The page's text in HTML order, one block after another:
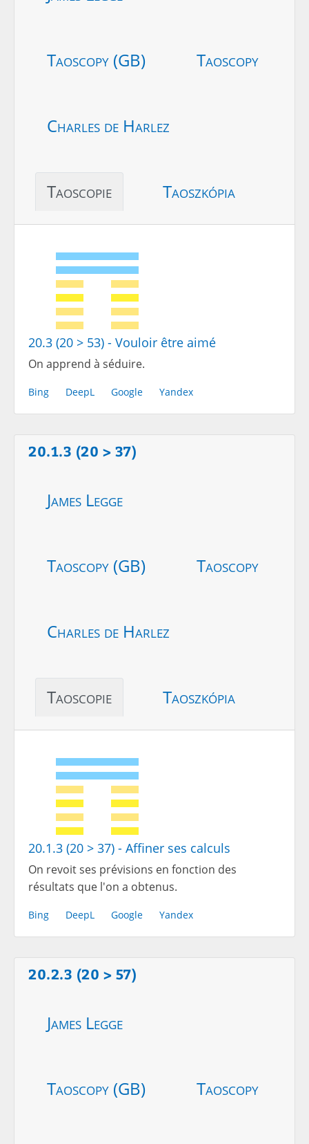
Taoscopy (GB) Taoscopy
Charles de Harlez
Taoscopie Taoszkópia
20.3 (20 > 53) - Vouloir être aimé
On apprend à séduire.
Bing DeepL Google Yandex
20.1.3 (20 > 37)
James Legge
Taoscopy (GB) Taoscopy
Charles de Harlez
Taoscopie Taoszkópia
20.1.3 (20 > 37) - Affiner ses calculs
On revoit ses prévisions en fonction des
résultats que l'on a obtenus.
Bing DeepL Google Yandex
20.2.3 (20 > 57)
James Legge
Taoscopy (GB) Taoscopy